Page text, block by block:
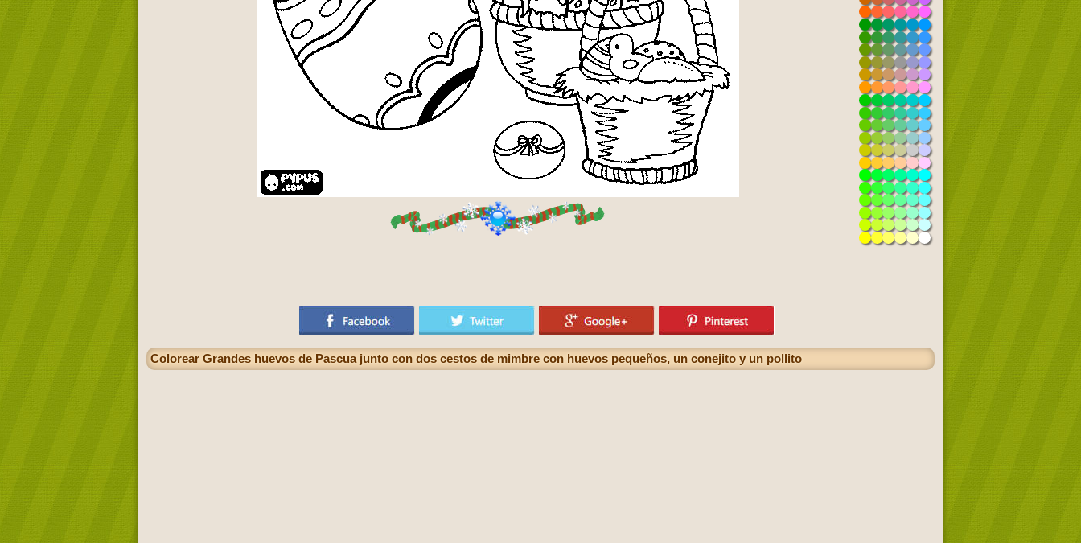
Colorear Grandes huevos de Pascua junto con dos cestos de mimbre con huevos pequeños, un conejito y un pollito